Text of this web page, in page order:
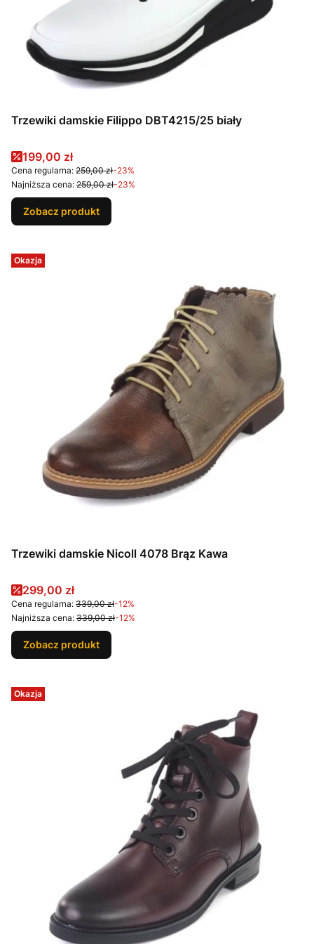
Trzewiki damskie Filippo DBT4215/25 biały
Cena promocyjna
199,00 zł
Cena regularna: 259,00 zł-23%
Najniższa cena: 259,00 zł-23%
Zobacz produkt
Okazja
Trzewiki damskie Nicoll 4078 Brąz Kawa
Cena promocyjna
299,00 zł
Cena regularna: 339,00 zł-12%
Najniższa cena: 339,00 zł-12%
Zobacz produkt
Okazja